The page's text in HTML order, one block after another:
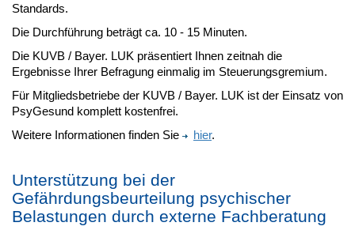
Standards.
Die Durchführung beträgt ca. 10 - 15 Minuten.
Die KUVB / Bayer. LUK präsentiert Ihnen zeitnah die
Ergebnisse Ihrer Befragung einmalig im Steuerungsgremium.
Für Mitgliedsbetriebe der KUVB / Bayer. LUK ist der Einsatz von
PsyGesund komplett kostenfrei.
Weitere Informationen finden Sie
hier.
Unterstützung bei der
Gefährdungsbeurteilung psychischer
Belastungen durch externe Fachberatung